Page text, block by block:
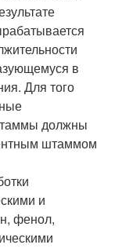
в
Для того
должны
штаммом
и
фенол,